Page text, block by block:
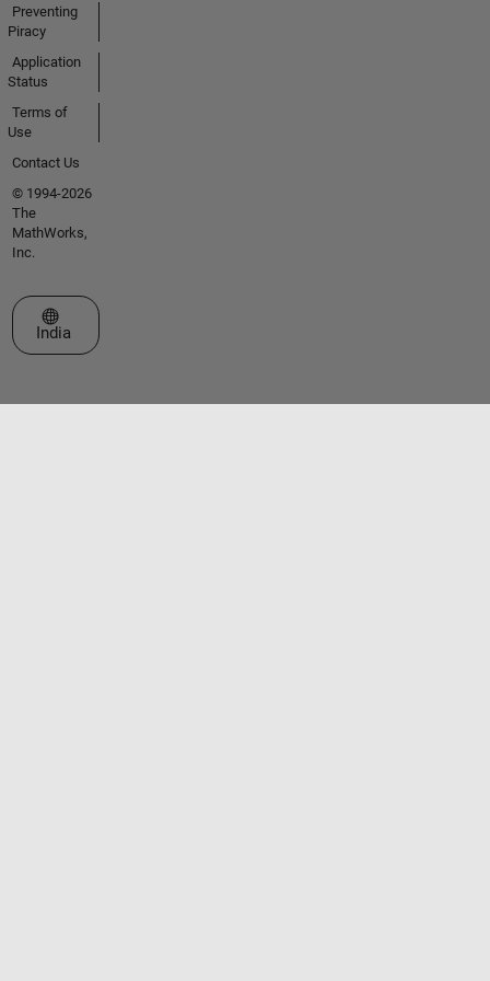
Preventing
Piracy
Application
Status
Terms of
Use
Contact Us
© 1994-2026
The
MathWorks,
Inc.
Select a Web Site
India